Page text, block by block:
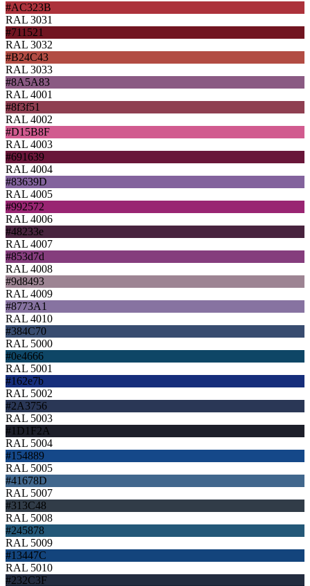
#AC323B
RAL 3031
#711521
RAL 3032
#B24C43
RAL 3033
#8A5A83
RAL 4001
#8f3f51
RAL 4002
#D15B8F
RAL 4003
#691639
RAL 4004
#83639D
RAL 4005
#992572
RAL 4006
#48233e
RAL 4007
#853d7d
RAL 4008
#9d8493
RAL 4009
#8773A1
RAL 4010
#384C70
RAL 5000
#0e4666
RAL 5001
#162e7b
RAL 5002
#2A3756
RAL 5003
#1D1F2A
RAL 5004
#154889
RAL 5005
#41678D
RAL 5007
#313C48
RAL 5008
#245878
RAL 5009
#13447C
RAL 5010
#232C3F